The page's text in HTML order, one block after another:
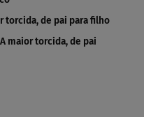
torcida, de pai para filho
A maior torcida, de pai